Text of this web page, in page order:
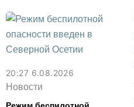
20:27 6.08.2026
Новости